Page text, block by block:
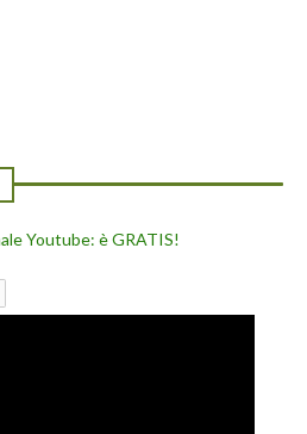
Youtube: è GRATIS!